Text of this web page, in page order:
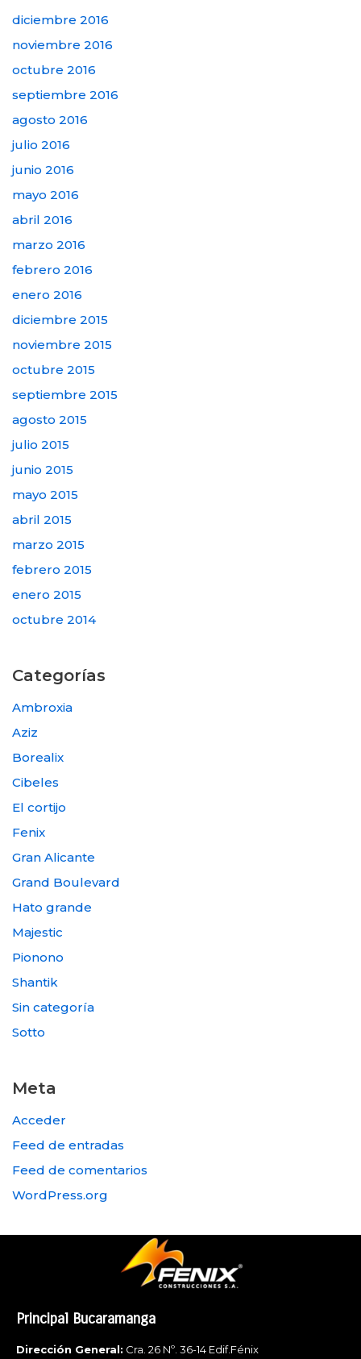
diciembre 2016
noviembre 2016
octubre 2016
septiembre 2016
agosto 2016
julio 2016
junio 2016
mayo 2016
abril 2016
marzo 2016
febrero 2016
enero 2016
diciembre 2015
noviembre 2015
octubre 2015
septiembre 2015
agosto 2015
julio 2015
junio 2015
mayo 2015
abril 2015
marzo 2015
febrero 2015
enero 2015
octubre 2014
Categorías
Ambroxia
Aziz
Borealix
Cibeles
El cortijo
Fenix
Gran Alicante
Grand Boulevard
Hato grande
Majestic
Pionono
Shantik
Sin categoría
Sotto
Meta
Acceder
Feed de entradas
Feed de comentarios
WordPress.org
Principal Bucaramanga
Dirección General: Cra. 26 Nº. 36-14 Edif.Fénix